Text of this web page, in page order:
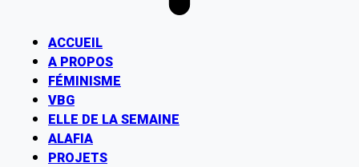
ACCUEIL
A PROPOS
FÉMINISME
VBG
ELLE DE LA SEMAINE
ALAFIA
PROJETS